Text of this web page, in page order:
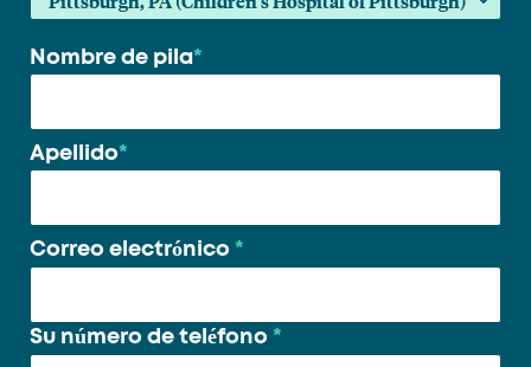
Su
Nombre de pila*
Apellido*
Correo electrónico *
Su número de teléfono *